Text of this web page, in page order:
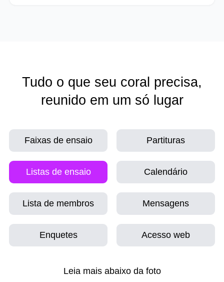
Tudo o que seu coral precisa,
reunido em um só lugar
Faixas de ensaio Partituras
Listas de ensaio Calendário
Lista de membros Mensagens
Enquetes Acesso web
Leia mais abaixo da foto